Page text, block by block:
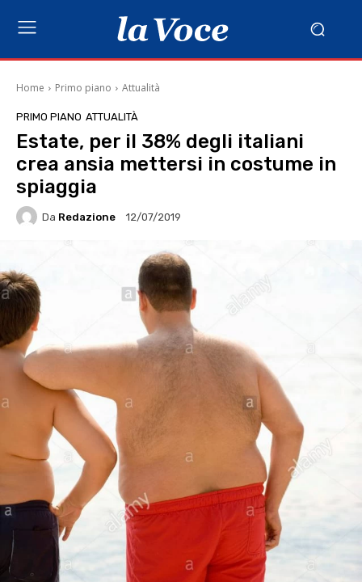
Home Primo piano Attualità
PRIMO PIANO ATTUALITÀ
Estate, per il 38% degli italiani
crea ansia mettersi in costume in
spiaggia
Da Redazione 12/07/2019